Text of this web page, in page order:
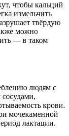
чтобы кальций
измельчить
твёрдую
можно
— в таком
людям с
крови.
мочекаменной
лактации.